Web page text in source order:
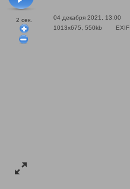
2 сек.
04 декабря 2021, 13:00
1013x675, 550kb
EXIF